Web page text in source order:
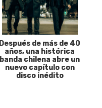
Después de más de 40
años, una histórica
banda chilena abre un
nuevo capítulo con
disco inédito